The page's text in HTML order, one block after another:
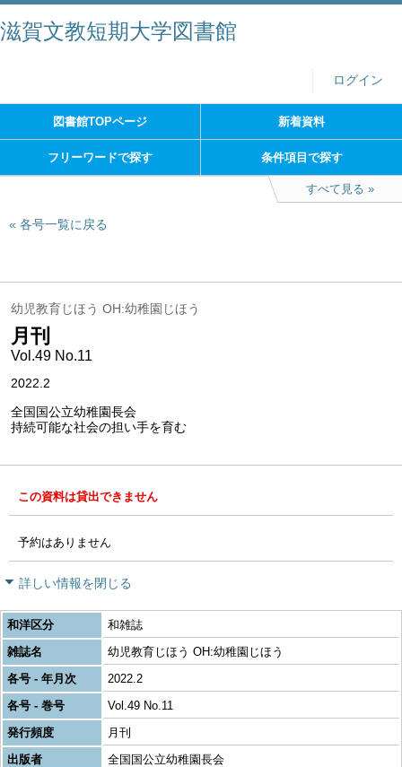
滋賀文教短期大学図書館
ログイン
図書館TOPページ 新着資料
フリーワードで探す 条件項目で探す
すべて見る
各号一覧に戻る
幼児教育じほう OH:幼稚園じほう
月刊
Vol.49 No.11
2022.2
全国国公立幼稚園長会
持続可能な社会の担い手を育む
この資料は貸出できません
予約はありません
詳しい情報を閉じる
和洋区分
和雑誌
雑誌名
幼児教育じほう OH:幼稚園じほう
各号 - 年月次
2022.2
各号 - 巻号
Vol.49 No.11
発行頻度
月刊
出版者
全国国公立幼稚園長会